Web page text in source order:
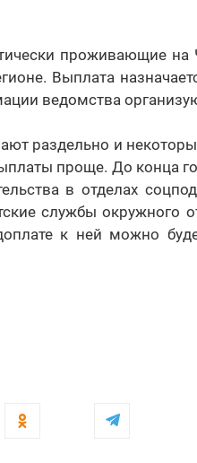
проживающие на
Выплата
ведомства
раздельно и
проще. До конца
в отделах
службы окружного
к ней можно